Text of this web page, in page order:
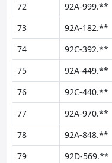
72
92A-999.**
73
92A-182.**
74
92C-392.**
75
92A-449.**
76
92C-440.**
77
92A-970.**
78
92A-848.**
79
92D-569.**